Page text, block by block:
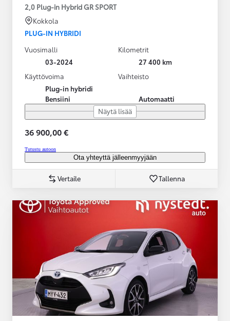
2,0 Plug-in Hybrid GR SPORT
Kokkola
PLUG-IN HYBRIDI
Vuosimalli
03-2024
Kilometrit
27 400 km
Käyttövoima
Plug-in hybridi
Bensiini
Vaihteisto
Automaatti
Näytä lisää
36 900,00 €
Tutustu autoon
Ota yhteyttä jälleenmyyjään
Vertaile Tallenna